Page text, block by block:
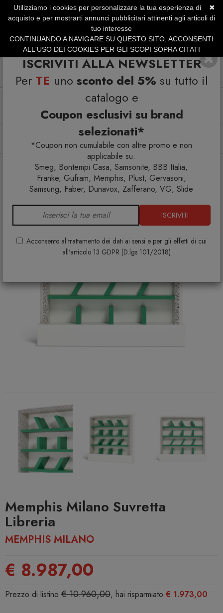
ISCRIVITI ALLA NEWSLETTER
Per TE uno sconto del 5% su tutto il
catalogo e
Coupon esclusivi su brand
selezionati*
*Coupon non cumulabile con altre promo e non
applicabile su:
Smeg, Bontempi Casa, Samsonite, BBB Italia,
Franke, Gufram, Memphis, Plust, Gervasoni,
Samsung, Faber, Dunavox, Zafferano, VG, Slide
ISCRIVITI
Acconsento al trattamento dei dati ai sensi e per gli effetti di cui
all'articolo 13 GDPR (D.lgs 101/2018)
SERVIZIO CLIENTI +39.0773.470.562
SUMMER SALES | Fino al 40% di Sconto
Arredo interno
Memphis Milano Suvretta Libreria
Memphis Milano Suvretta
Libreria
MEMPHIS MILANO
€ 8.987,00
Prezzo di listino € 10.960,00, hai risparmiato € 1.973,00
✖
Utilizziamo i cookies per personalizzare la tua esperienza di
acquisto e per mostrarti annunci pubblicitari attinenti agli articoli di
tuo interesse
CONTINUANDO A NAVIGARE SU QUESTO SITO, ACCONSENTI
ALL'USO DEI COOKIES PER GLI SCOPI SOPRA CITATI